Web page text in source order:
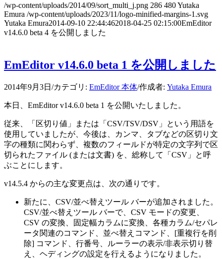
/wp-content/uploads/2014/09/sort_multi_j.png 286 480Yutaka
Emura /wp-content/uploads/2023/11/logo-minified-margins-1.svg
Yutaka Emura2014-09-10 22:44:462018-04-25 02:15:00EmEditor
v14.6.0 beta 4 を公開しました
EmEditor v14.6.0 beta 1 を公開しました
2014年9月3日 /カテゴリ: EmEditor 本体/作成者: Yutaka Emura
本日、EmEditor v14.6.0 beta 1 を公開いたしました。
従来、「区切り値」または「CSV/TSV/DSV」という用語を
使用していましたが、今後は、カンマ、タブなどの区切り文
字の種類に関わらず、複数のフィールドが特定の文字列で区
切られたファイル (または文書) を、総称して「CSV」と呼
ぶことにします。
v14.5.4 からの主な変更点は、次の通りです。
新たに、CSV/並べ替えツール バーが追加されました。
CSV/並べ替えツール バーで、CSV モードの変更、
CSV の変換、固定幅カラムに変換、各種カラム/セパレ
ータ関連のコマンド、並べ替えコマンド、[重複行を削
除] コマンド、行番号、ルーラーの表示/非表示切り替
え、ヘディングの設定を行えるようになりました。